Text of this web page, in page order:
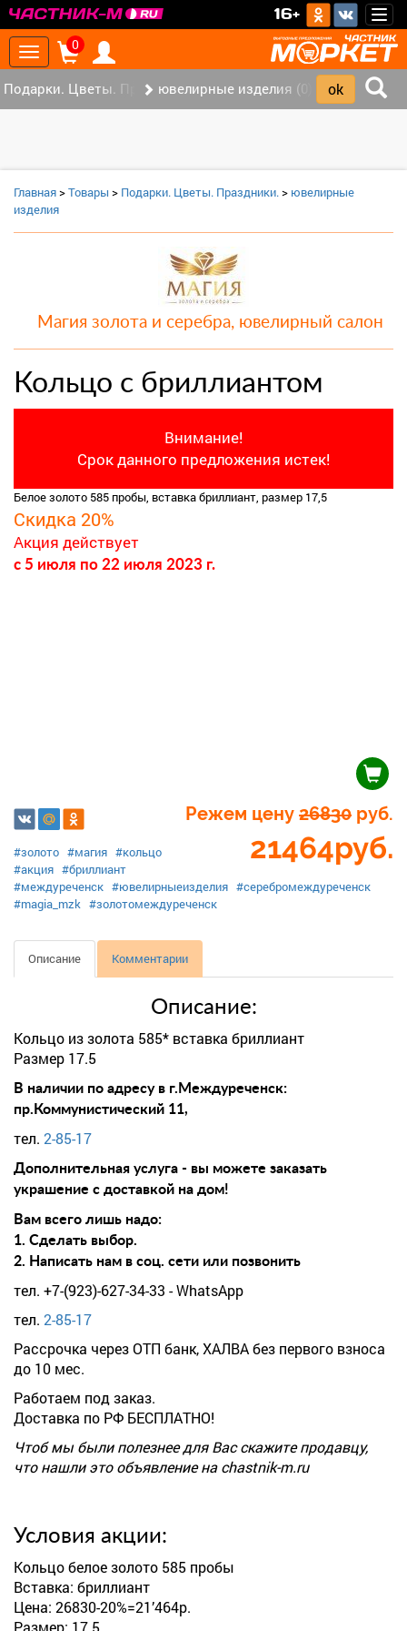
16+
Toggle
navigation
0
Подарки. Цветы. Праздники. (0)ювелирные изделия (0)
Главная>Товары > Подарки. Цветы. Праздники.> ювелирные
изделия
Магия золота и серебра, ювелирный салон
Кольцо с бриллиантом
Внимание!
Срок данного предложения истек!
Белое золото 585 пробы, вставка бриллиант, размер 17,5
Скидка 20%
Акция действует
c 5 июля по 22 июля 2023 г.
Режем цену 26830 руб.
21464руб.
#золото #магия #кольцо
#акция #бриллиант
#междуреченск #ювелирныеизделия #серебромеждуреченск
#magia_mzk #золотомеждуреченск
Описание Комментарии
Описание:
Кольцо из золота 585* вставка бриллиант
Размер 17.5
В наличии по адресу в г.Междуреченск:
пр.Коммунистический 11,
тел. 2-85-17
Дополнительная услуга - вы можете заказать
украшение с доставкой на дом!
Вам всего лишь надо:
1. Сделать выбор.
2. Написать нам в соц. сети или позвонить
тел. +7-(923)-627-34-33 - WhatsApp
тел. 2-85-17
Рассрочка через ОТП банк, ХАЛВА без первого взноса
до 10 мес.
Работаем под заказ.
Доставка по РФ БЕСПЛАТНО!
Чтоб мы были полезнее для Вас скажите продавцу,
что нашли это объявление на chastnik-m.ru
Условия акции:
Кольцо белое золото 585 пробы
Вставка: бриллиант
Цена: 26830-20%=21’464р.
Размер: 17.5